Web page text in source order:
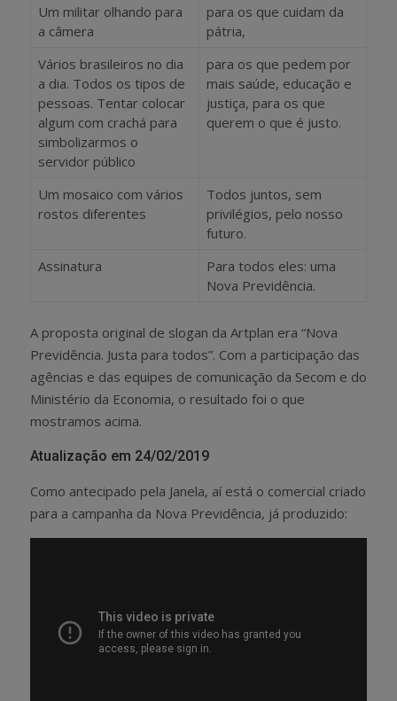
Um militar olhando para
a câmera
para os que cuidam da
pátria,
Vários brasileiros no dia
a dia. Todos os tipos de
pessoas. Tentar colocar
algum com crachá para
simbolizarmos o
servidor público
para os que pedem por
mais saúde, educação e
justiça, para os que
querem o que é justo.
Um mosaico com vários
rostos diferentes
Todos juntos, sem
privilégios, pelo nosso
futuro.
Assinatura
Para todos eles: uma
Nova Previdência.
A proposta original de slogan da Artplan era “Nova
Previdência. Justa para todos”. Com a participação das
agências e das equipes de comunicação da Secom e do
Ministério da Economia, o resultado foi o que
mostramos acima.
Atualização em 24/02/2019
Como antecipado pela Janela, aí está o comercial criado
para a campanha da Nova Previdência, já produzido: